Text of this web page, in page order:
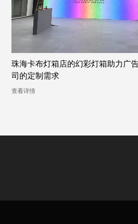
珠海卡布灯箱店的幻彩灯箱助力广
司的定制需求
查看详情